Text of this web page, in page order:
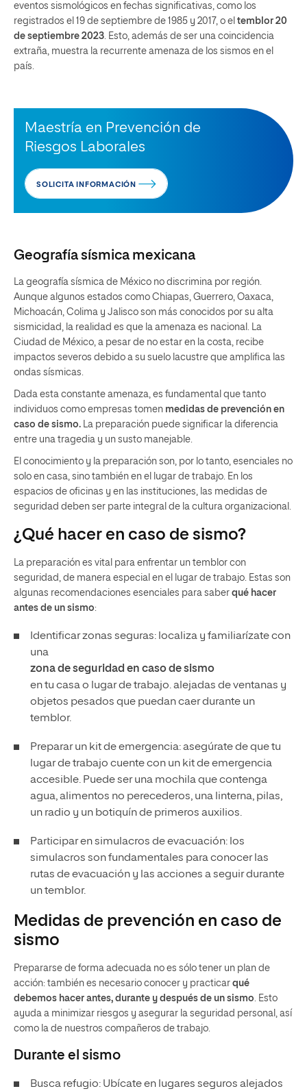
eventos sismológicos en fechas significativas, como los
registrados el 19 de septiembre de 1985 y 2017, o el temblor 20
de septiembre 2023 . Esto, además de ser una coincidencia
extraña, muestra la recurrente amenaza de los sismos en el
país.
Maestría en Prevención de
Riesgos Laborales
SOLICITA INFORMACIÓN
Geografía sísmica mexicana
La geografía sísmica de México no discrimina por región.
Aunque algunos estados como Chiapas, Guerrero, Oaxaca,
Michoacán, Colima y Jalisco son más conocidos por su alta
sismicidad, la realidad es que la amenaza es nacional. La
Ciudad de México, a pesar de no estar en la costa, recibe
impactos severos debido a su suelo lacustre que amplifica las
ondas sísmicas.
Dada esta constante amenaza, es fundamental que tanto
individuos como empresas tomen medidas de prevención en
caso de sismo.
La preparación puede significar la diferencia
entre una tragedia y un susto manejable.
El conocimiento y la preparación son, por lo tanto, esenciales no
solo en casa, sino también en el lugar de trabajo. En los
espacios de oficinas y en las instituciones, las medidas de
seguridad deben ser parte integral de la cultura organizacional.
¿Qué hacer en caso de sismo?
La preparación es vital para enfrentar un temblor con
seguridad, de manera especial en el lugar de trabajo. Estas son
algunas recomendaciones esenciales para saber qué hacer
antes de un sismo:
Identificar zonas seguras: localiza y familiarízate con
una
zona de seguridad en caso de sismo
en tu casa o lugar de trabajo. alejadas de ventanas y
objetos pesados que puedan caer durante un
temblor.
Preparar un kit de emergencia: asegúrate de que tu
lugar de trabajo cuente con un kit de emergencia
accesible. Puede ser una mochila que contenga
agua, alimentos no perecederos, una linterna, pilas,
un radio y un botiquín de primeros auxilios.
Participar en simulacros de evacuación: los
simulacros son fundamentales para conocer las
rutas de evacuación y las acciones a seguir durante
un temblor.
Medidas de prevención en caso de
sismo
Prepararse de forma adecuada no es sólo tener un plan de
acción: también es necesario conocer y practicar qué
debemos hacer antes, durante y después de un sismo . Esto
ayuda a minimizar riesgos y asegurar la seguridad personal, así
como la de nuestros compañeros de trabajo.
Durante el sismo
Busca refugio: Ubícate en lugares seguros alejados